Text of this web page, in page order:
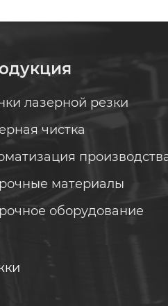
лазерной резки
чистка
материалы
оборудование